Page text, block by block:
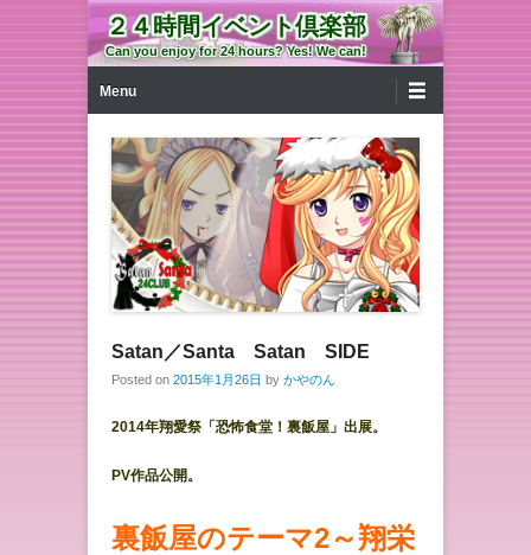
２４時間イベント倶楽部
Can you enjoy for 24 hours? Yes! We can!
Menu
Satan／Santa Satan SIDE
Posted on 2015年1月26日 by かやのん
2014年翔愛祭「恐怖食堂！裏飯屋」出展。
PV作品公開。
裏飯屋のテーマ2～翔栄